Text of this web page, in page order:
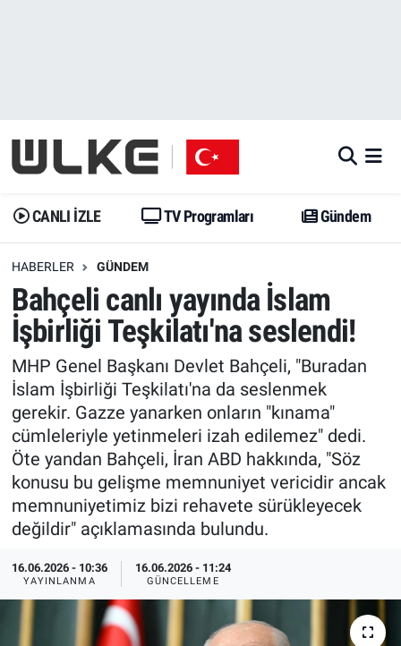
CANLI İZLE TV Programları Gündem
HABERLER GÜNDEM
Bahçeli canlı yayında İslam
İşbirliği Teşkilatı'na seslendi!
MHP Genel Başkanı Devlet Bahçeli, "Buradan
İslam İşbirliği Teşkilatı'na da seslenmek
gerekir. Gazze yanarken onların "kınama"
cümleleriyle yetinmeleri izah edilemez" dedi.
Öte yandan Bahçeli, İran ABD hakkında, "Söz
konusu bu gelişme memnuniyet vericidir ancak
memnuniyetimiz bizi rehavete sürükleyecek
değildir" açıklamasında bulundu.
16.06.2026 - 10:36
YAYINLANMA
16.06.2026 - 11:24
GÜNCELLEME
Gündem
Dünya
Erişim Bilgileri
Ekonomi
Trend
Özel Haberler
Yazarlar
Gündem
Trend
Erişim Bilgileri
Spor
Ekonomi
Dünya
Medya
Özel Haberler
Kadın
Erişim Bilgileri
İstanbul Namaz Vakitleri
Trafik Durumu
Erişim Bilgileri
Tüm Manşetler
Son Dakika Haberleri
Haber Arşivi